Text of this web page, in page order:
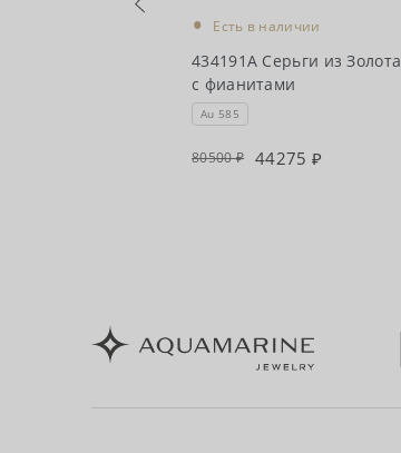
• Есть в наличии
434191А Серьги из Золота
с фианитами
Au 585
80500 44275